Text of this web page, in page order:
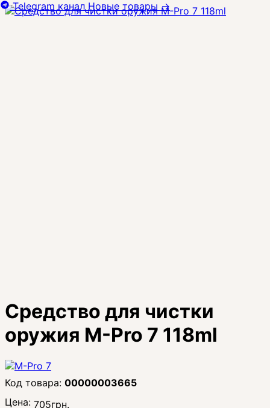
Средство для чистки
оружия M-Pro 7 118ml
00000003665
Цена: 705грн.
Telegram канал Новые товары →